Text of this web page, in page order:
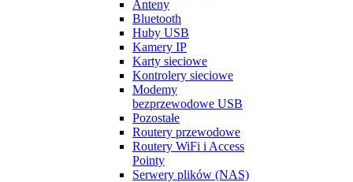
Anteny
Bluetooth
Huby USB
Kamery IP
Karty sieciowe
Kontrolery sieciowe
Modemy
bezprzewodowe USB
Pozostałe
Routery przewodowe
Routery WiFi i Access
Pointy
Serwery plików (NAS)